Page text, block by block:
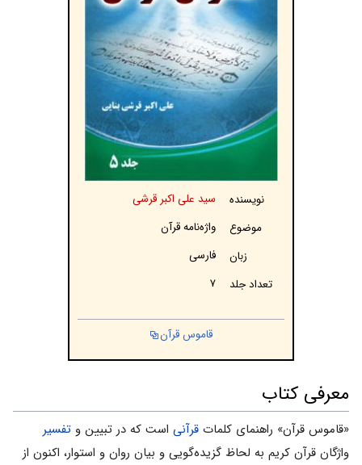
نویسنده
سید علی اکبر قرشی
موضوع
واژه‌نامه قرآن
زبان
فارسی
تعداد جلد
۷
قاموس قرآن
معرفی کتاب
«قاموس قرآن» راهنماى کلمات قرآنى است که در تبيين و تفسير
واژگان قرآن كريم به لحاظ گزيده‌گويى و بيان روان و استوار، اكنون از